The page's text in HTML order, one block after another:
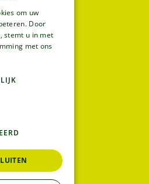
om uw
Door
stemt u in met
met ons